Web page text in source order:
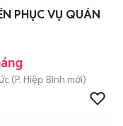
PHỤC VỤ QUÁN
(P. Hiệp Bình mới)